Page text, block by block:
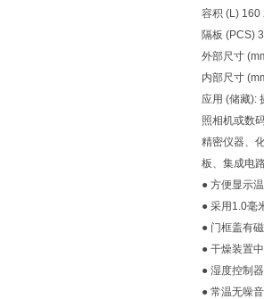
容积 (L) 160
隔板 (PCS)
外部尺寸
内部尺寸
应用 (储藏):
照相机或数
精密仪器、
板、集成电
● 方便显示
● 采用1.0毫
● 门框盖有
● 干燥装置
● 湿度控制
● 常温无噪